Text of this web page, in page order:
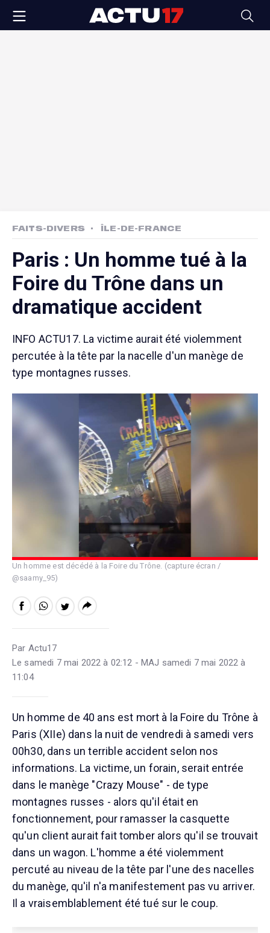
FAITS-DIVERS ÎLE-DE-FRANCE
Paris : Un homme tué à la
Foire du Trône dans un
dramatique accident
INFO ACTU17. La victime aurait été violemment
percutée à la tête par la nacelle d'un manège de
type montagnes russes.
Un homme est décédé à la Foire du Trône. (capture écran /
@saamy_95)
Par Actu17
Le samedi 7 mai 2022 à 02:12 - MAJ samedi 7 mai 2022 à
11:04
Un homme de 40 ans est mort à la Foire du Trône à
Paris (XIIe) dans la nuit de vendredi à samedi vers
00h30, dans un terrible accident selon nos
informations. La victime, un forain, serait entrée
dans le manège "Crazy Mouse" - de type
montagnes russes - alors qu'il était en
fonctionnement, pour ramasser la casquette
qu'un client aurait fait tomber alors qu'il se trouvait
dans un wagon. L'homme a été violemment
percuté au niveau de la tête par l'une des nacelles
du manège, qu'il n'a manifestement pas vu arriver.
Il a vraisemblablement été tué sur le coup.